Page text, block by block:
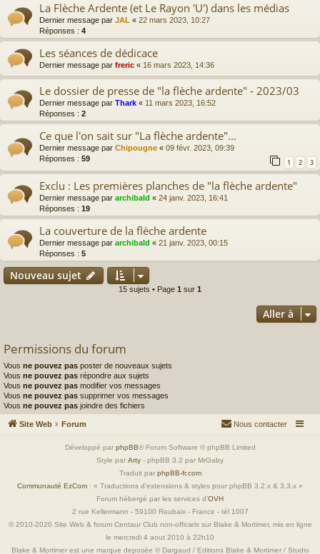
La Flèche Ardente (et Le Rayon 'U') dans les médias
Dernier message par JAL « 22 mars 2023, 10:27
Réponses : 4
Les séances de dédicace
Dernier message par freric « 16 mars 2023, 14:36
Le dossier de presse de "la flèche ardente" - 2023/03
Dernier message par Thark « 11 mars 2023, 16:52
Réponses : 2
Ce que l'on sait sur "La flèche ardente"...
Dernier message par Chipougne « 09 févr. 2023, 09:39
Réponses : 59 1 2 3
Exclu : Les premières planches de "la flèche ardente"
Dernier message par archibald « 24 janv. 2023, 16:41
Réponses : 19
La couverture de la flèche ardente
Dernier message par archibald « 21 janv. 2023, 00:15
Réponses : 5
Nouveau sujet
15 sujets • Page 1 sur 1
Aller à
Permissions du forum
Vous ne pouvez pas poster de nouveaux sujets
Vous ne pouvez pas répondre aux sujets
Vous ne pouvez pas modifier vos messages
Vous ne pouvez pas supprimer vos messages
Vous ne pouvez pas joindre des fichiers
Site Web Forum Nous contacter
Développé par phpBB® Forum Software © phpBB Limited
Style par Arty - phpBB 3.2 par MrGaby
Traduit par phpBB-fr.com
Communauté EzCom : « Traductions d'extensions & styles pour phpBB 3.2.x & 3.3.x »
Forum hébergé par les services d’OVH
2 rue Kellermann - 59100 Roubaix - France - tél 1007
© 2010-2020 Site Web & forum Centaur Club non-officiels sur Blake & Mortimer, mis en ligne
le mercredi 4 aout 2010 à 22h10
Blake & Mortimer est une marque deposée © Dargaud / Editions Blake & Mortimer / Studio